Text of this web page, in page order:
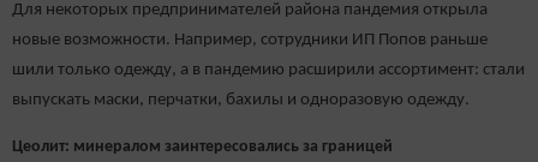
Для некоторых предпринимателей района пандемия открыла
новые возможности. Например, сотрудники ИП Попов раньше
шили только одежду, а в пандемию расширили ассортимент: стали
выпускать маски, перчатки, бахилы и одноразовую одежду.
Цеолит: минералом заинтересовались за границей